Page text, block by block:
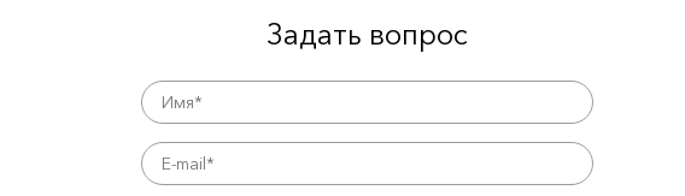
Задать вопрос